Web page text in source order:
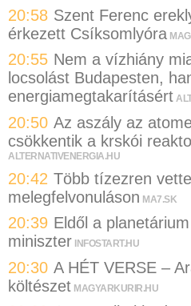
20:58 Szent Ferenc
érkezett Csíksomlyóra
20:55 Nem a vízhiány
locsolást Budapesten,
energiamegtakarításért
20:50 Az aszály az
csökkentik a krskói
ALTERNATIVENERGIA.HU
20:42 Több tízezren
melegfelvonuláson MA7.SK
20:39 Eldől a
miniszter INFOSTART.HU
20:30 A HÉT VERSE –
költészet MAGYARKURIR.HU